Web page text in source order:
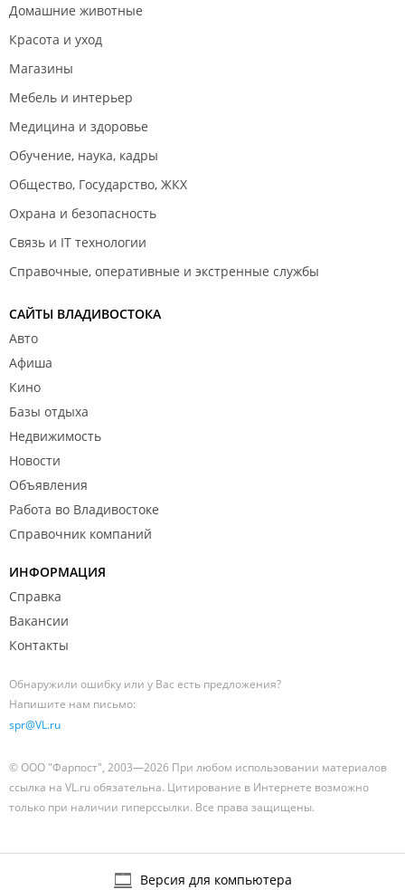
Домашние животные
Красота и уход
Магазины
Мебель и интерьер
Медицина и здоровье
Обучение, наука, кадры
Общество, Государство, ЖКХ
Охрана и безопасность
Связь и IT технологии
Справочные, оперативные и экстренные службы
САЙТЫ ВЛАДИВОСТОКА
Авто
Афиша
Кино
Базы отдыха
Недвижимость
Новости
Объявления
Работа во Владивостоке
Справочник компаний
ИНФОРМАЦИЯ
Справка
Вакансии
Контакты
Обнаружили ошибку или у Вас есть предложения?
Напишите нам письмо:
spr@VL.ru
© ООО "Фарпост", 2003—2026 При любом использовании материалов
ссылка на VL.ru обязательна. Цитирование в Интернете возможно
только при наличии гиперссылки. Все права защищены.
Версия для компьютера